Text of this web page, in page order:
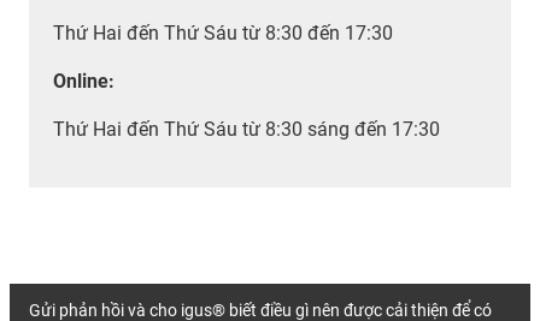
Thứ Hai đến Thứ Sáu từ 8:30 đến 17:30
Online:
Thứ Hai đến Thứ Sáu từ 8:30 sáng đến 17:30
Gửi phản hồi và cho igus® biết điều gì nên được cải thiện để có